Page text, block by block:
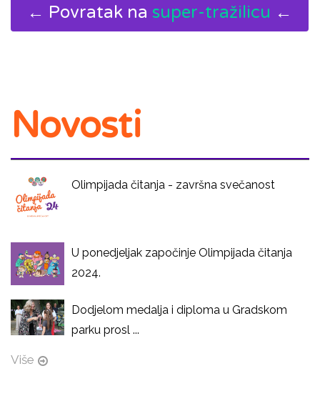
← Povratak na super-tražilicu ←
Novosti
Olimpijada čitanja - završna svečanost
U ponedjeljak započinje Olimpijada čitanja
2024.
Dodjelom medalja i diploma u Gradskom
parku prosl ...
Više